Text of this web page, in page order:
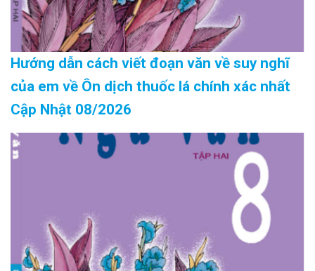
Hướng dẫn cách viết đoạn văn về suy nghĩ
của em về Ôn dịch thuốc lá chính xác nhất
Cập Nhật 08/2026